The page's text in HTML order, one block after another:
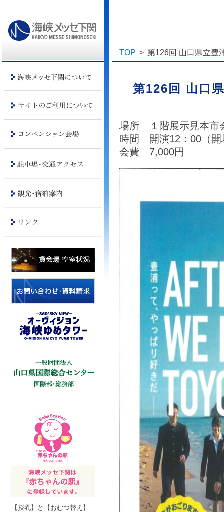
【授乳】と【おむつ替え】
TOP > 第126回 山口県立豊
第126回 山口
場所 １階展示見本市
時間 開演12：00（開
会費 7,000円